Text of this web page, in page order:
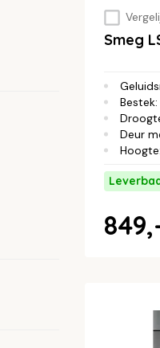
Smeg
Bestek:
Deur
Hoogte